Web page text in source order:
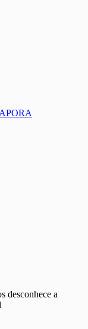
desconhece a